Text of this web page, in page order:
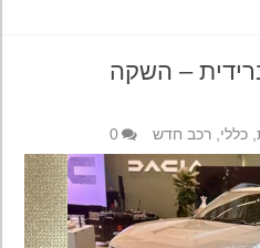
– השקה
,רכב חדש 0